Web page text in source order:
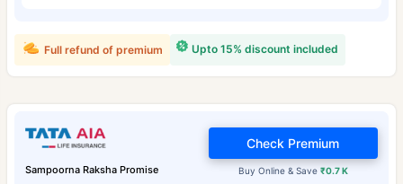
Upto 15% discount included
Full refund of premium
Sampoorna Raksha Promise Buy Online & Save ₹0.7 K
Check Premium